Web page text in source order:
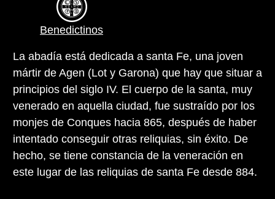
Benedictinos
La abadía está dedicada a santa Fe, una joven
mártir de Agen (Lot y Garona) que hay que situar a
principios del siglo IV. El cuerpo de la santa, muy
venerado en aquella ciudad, fue sustraído por los
monjes de Conques hacia 865, después de haber
intentado conseguir otras reliquias, sin éxito. De
hecho, se tiene constancia de la veneración en
este lugar de las reliquias de santa Fe desde 884.